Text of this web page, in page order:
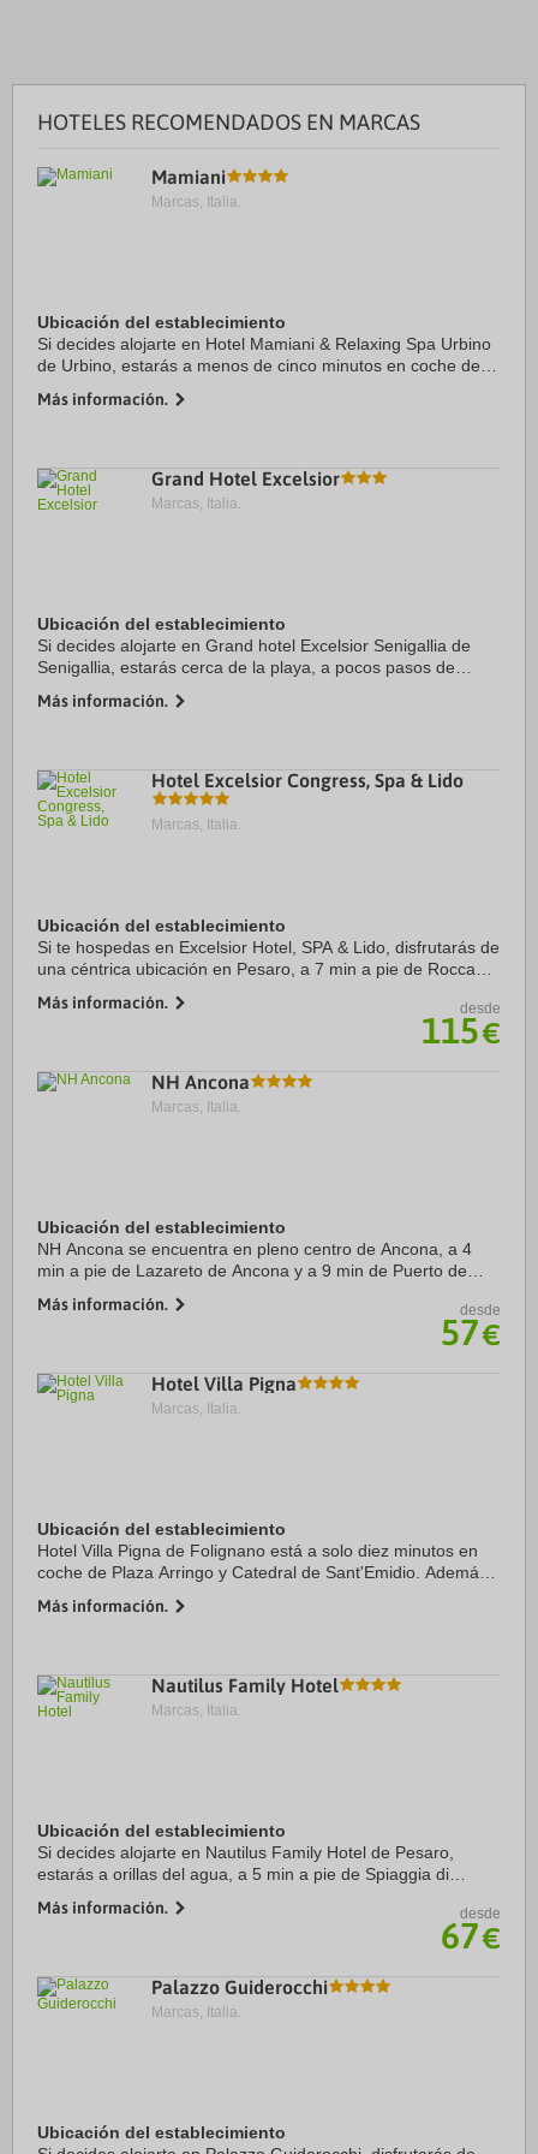
HOTELES RECOMENDADOS EN MARCAS
Mamiani
Marcas, Italia.
Ubicación del establecimiento
Si decides alojarte en Hotel Mamiani & Relaxing Spa Urbino
de Urbino, estarás a menos de cinco minutos en coche de
con spa se encuentra a 2,4 km ...
Más información.
Grand Hotel Excelsior
Marcas, Italia.
Ubicación del establecimiento
Si decides alojarte en Grand hotel Excelsior Senigallia de
Senigallia, estarás cerca de la playa, a pocos pasos de
Mare. Además, este hotel de 4 ...
Más información.
Hotel Excelsior Congress, Spa & Lido
Marcas, Italia.
Ubicación del establecimiento
Si te hospedas en Excelsior Hotel, SPA & Lido, disfrutarás de
una céntrica ubicación en Pesaro, a 7 min a pie de Rocca
este hotel de playa se encuentra ...
Más información. desde
115€
NH Ancona
Marcas, Italia.
Ubicación del establecimiento
NH Ancona se encuentra en pleno centro de Ancona, a 4
min a pie de Lazareto de Ancona y a 9 min de Puerto de
Fontana del Calamo y a 1,7 km de Plaza del ...
Más información. desde
57€
Hotel Villa Pigna
Marcas, Italia.
Ubicación del establecimiento
Hotel Villa Pigna de Folignano está a solo diez minutos en
coche de Plaza Arringo y Catedral de Sant'Emidio. Además,
a 8,4 km de Iglesia de Santo ...
Más información.
Nautilus Family Hotel
Marcas, Italia.
Ubicación del establecimiento
Si decides alojarte en Nautilus Family Hotel de Pesaro,
estarás a orillas del agua, a 5 min a pie de Spiaggia di
se encuentra a 1,5 km de Rocca ...
Más información. desde
67€
Palazzo Guiderocchi
Marcas, Italia.
Ubicación del establecimiento